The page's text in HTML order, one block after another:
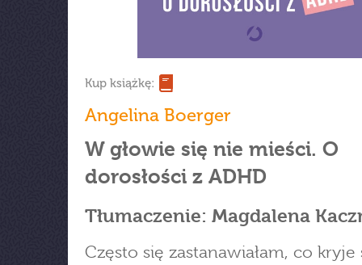
Kup książkę:
Angelina Boerger
W głowie się nie mieści. O
dorosłości z ADHD
Tłumaczenie: Magdalena
Często się zastanawiałam, co kryje